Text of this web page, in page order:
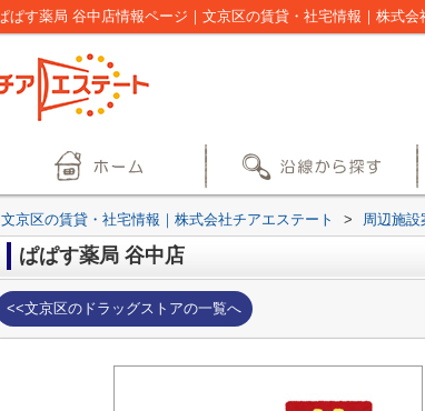
ぱす薬局 谷中店情報ページ｜文京区の賃貸・社宅情報｜株式会
文京区の賃貸・社宅情報｜株式会社チアエステート > 周辺施設
ぱぱす薬局 谷中店
<<文京区のドラッグストアの一覧へ